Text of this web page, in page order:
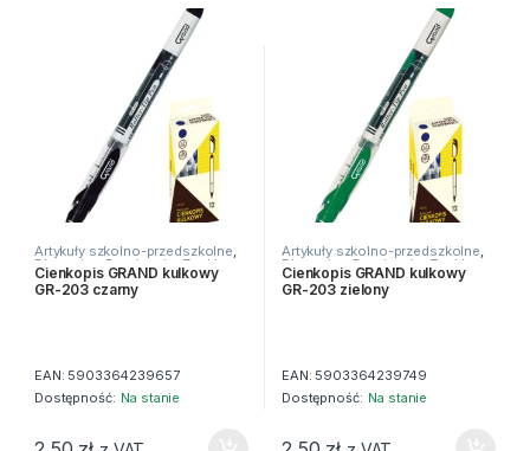
Artykuły szkolno-przedszkolne,
Długopisy Do pisania ,Zwykłe
Cienkopis GRAND kulkowy
GR-203 czarny
EAN: 5903364239657
Dostępność: Na stanie
Artykuły szkolno-przedszkolne,
Długopisy Do pisania ,Zwykłe
Cienkopis GRAND kulkowy
GR-203 zielony
EAN: 5903364239749
Dostępność: Na stanie